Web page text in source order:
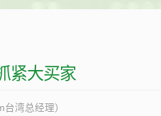
紧大买家
湾总经理）